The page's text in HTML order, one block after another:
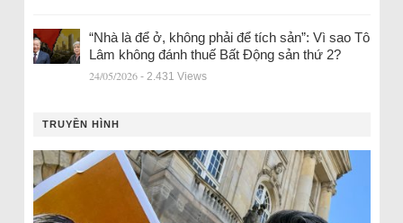
“Nhà là để ở, không phải để tích sản”: Vì sao Tô
Lâm không đánh thuế Bất Động sản thứ 2?
24/05/2026 - 2.431 Views
TRUYỀN HÌNH